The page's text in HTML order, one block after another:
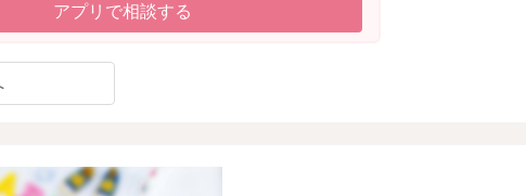
アプリで相談する